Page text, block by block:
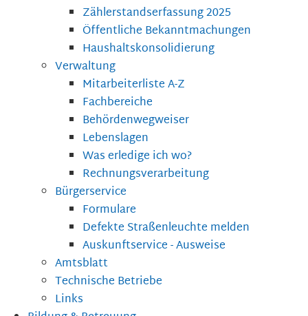
Zählerstandserfassung 2025
Öffentliche Bekanntmachungen
Haushaltskonsolidierung
Verwaltung
Mitarbeiterliste A-Z
Fachbereiche
Behördenwegweiser
Lebenslagen
Was erledige ich wo?
Rechnungsverarbeitung
Bürgerservice
Formulare
Defekte Straßenleuchte melden
Auskunftservice - Ausweise
Amtsblatt
Technische Betriebe
Links